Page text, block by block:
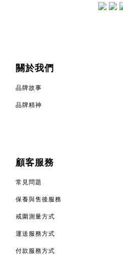
關於我們
品牌故事
品牌精神
顧客服務
常見問題
保養與售後服務
戒圍測量方式
運送服務方式
付款服務方式